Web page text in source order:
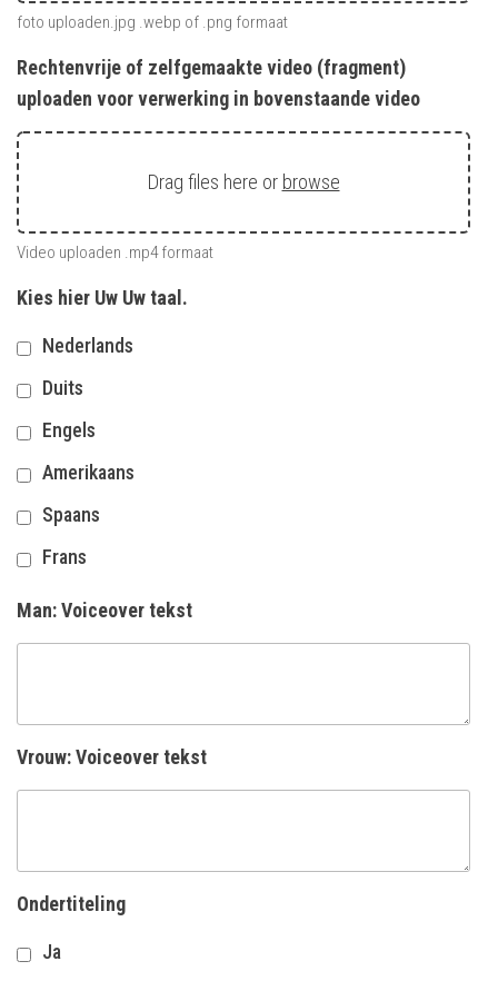
foto uploaden.jpg .webp of .png formaat
Rechtenvrije of zelfgemaakte video (fragment)
uploaden voor verwerking in bovenstaande video
Drag files here or browse
Video uploaden .mp4 formaat
Kies hier Uw Uw taal.
Nederlands
Duits
Engels
Amerikaans
Spaans
Frans
Man: Voiceover tekst
Vrouw: Voiceover tekst
Ondertiteling
Ja